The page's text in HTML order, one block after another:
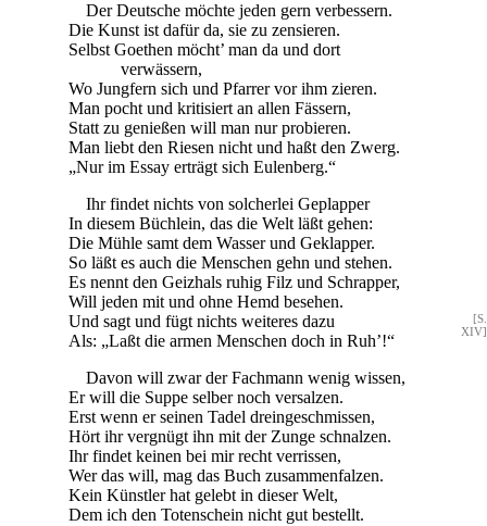
Der Deutsche möchte jeden gern verbessern.
Die Kunst ist dafür da, sie zu zensieren.
Selbst Goethen möcht’ man da und dort
verwässern,
Wo Jungfern sich und Pfarrer vor ihm zieren.
Man pocht und kritisiert an allen Fässern,
Statt zu genießen will man nur probieren.
Man liebt den Riesen nicht und haßt den Zwerg.
„Nur im Essay erträgt sich Eulenberg.“
Ihr findet nichts von solcherlei Geplapper
In diesem Büchlein, das die Welt läßt gehen:
Die Mühle samt dem Wasser und Geklapper.
So läßt es auch die Menschen gehn und stehen.
Es nennt den Geizhals ruhig Filz und Schrapper,
Will jeden mit und ohne Hemd besehen.
[S.
XIV]
Und sagt und fügt nichts weiteres dazu
Als: „Laßt die armen Menschen doch in Ruh’!“
Davon will zwar der Fachmann wenig wissen,
Er will die Suppe selber noch versalzen.
Erst wenn er seinen Tadel dreingeschmissen,
Hört ihr vergnügt ihn mit der Zunge schnalzen.
Ihr findet keinen bei mir recht verrissen,
Wer das will, mag das Buch zusammenfalzen.
Kein Künstler hat gelebt in dieser Welt,
Dem ich den Totenschein nicht gut bestellt.